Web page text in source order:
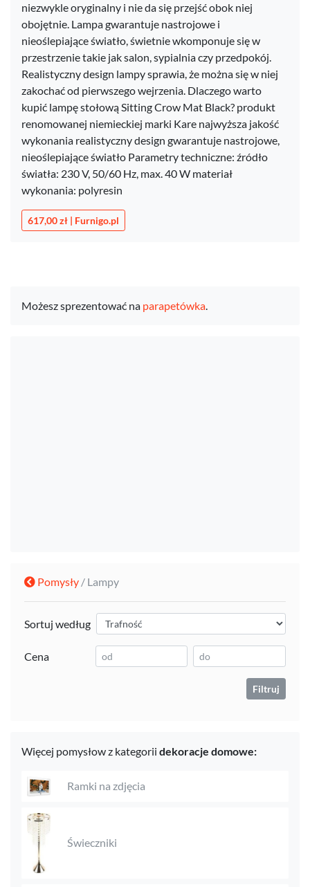
niezwykle oryginalny i nie da się przejść obok niej
obojętnie. Lampa gwarantuje nastrojowe i
nieoślepiające światło, świetnie wkomponuje się w
przestrzenie takie jak salon, sypialnia czy przedpokój.
Realistyczny design lampy sprawia, że można się w niej
zakochać od pierwszego wejrzenia. Dlaczego warto
kupić lampę stołową Sitting Crow Mat Black? produkt
renomowanej niemieckiej marki Kare najwyższa jakość
wykonania realistyczny design gwarantuje nastrojowe,
nieoślepiające światło Parametry techniczne: źródło
światła: 230 V, 50/60 Hz, max. 40 W materiał
wykonania: polyresin
617,00 zł | Furnigo.pl
Możesz sprezentować na parapetówka.
Pomysły / Lampy
Sortuj według
Cena
Filtruj
Więcej pomysłow z kategorii dekoracje domowe:
Ramki na zdjęcia
Świeczniki